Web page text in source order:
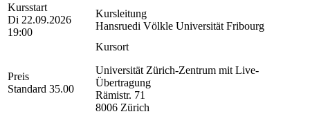
Kursstart
Di 22.09.2026
19:00
Kursleitung
Hansruedi Völkle Universität Fribourg
Preis
Standard 35.00
Kursort
Universität Zürich-Zentrum mit Live-
Übertragung
Rämistr. 71
8006 Zürich